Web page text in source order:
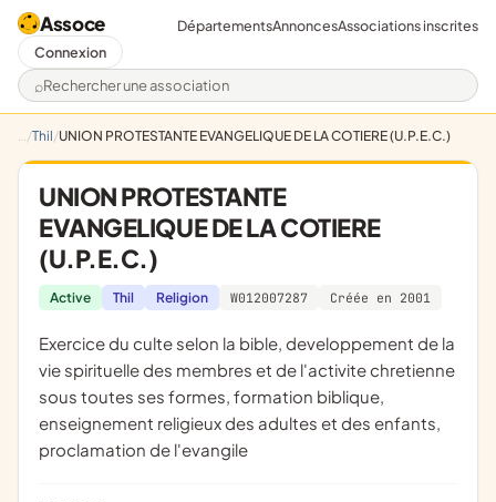
Assoce
Rechercher une association
DépartementsAnnoncesAssociations inscrites
Connexion
Thil UNION PROTESTANTE EVANGELIQUE DE LA COTIERE (U.P.E.C.)
UNION PROTESTANTE
EVANGELIQUE DE LA COTIERE
(U.P.E.C.)
Active Thil Religion W012007287 Créée en 2001
exercice du culte selon la bible, developpement de la
vie spirituelle des membres et de l'activite chretienne
sous toutes ses formes, formation biblique,
enseignement religieux des adultes et des enfants,
proclamation de l'evangile